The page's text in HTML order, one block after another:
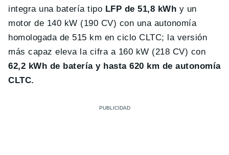
integra una batería tipo LFP de 51,8 kWh y un
motor de 140 kW (190 CV) con una autonomía
homologada de 515 km en ciclo CLTC; la versión
más capaz eleva la cifra a 160 kW (218 CV) con
62,2 kWh de batería y hasta 620 km de autonomía
CLTC.